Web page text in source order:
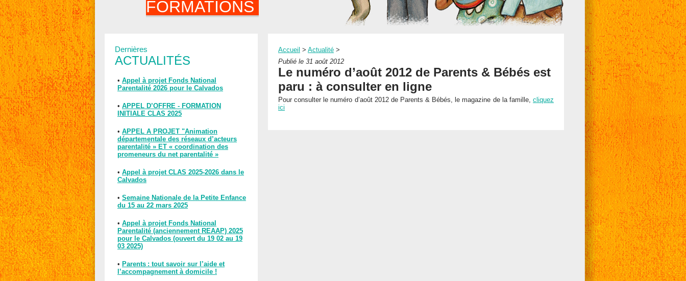
FORMATIONS
Dernières
ACTUALITÉS
• Appel à projet Fonds National
Parentalité 2026 pour le Calvados
• APPEL D’OFFRE - FORMATION
INITIALE CLAS 2025
• APPEL A PROJET "Animation
départementale des réseaux d’acteurs
parentalité » ET « coordination des
promeneurs du net parentalité »
• Appel à projet CLAS 2025-2026 dans le
Calvados
• Semaine Nationale de la Petite Enfance
du 15 au 22 mars 2025
• Appel à projet Fonds National
Parentalité (anciennement REAAP) 2025
pour le Calvados (ouvert du 19 02 au 19
03 2025)
• Parents : tout savoir sur l’aide et
l’accompagnement à domicile !
Accueil > Actualité >
Publié le 31 août 2012
Le numéro d’août 2012 de Parents & Bébés est
paru : à consulter en ligne
Pour consulter le numéro d’août 2012 de Parents & Bébés, le magazine de la famille, cliquez
ici